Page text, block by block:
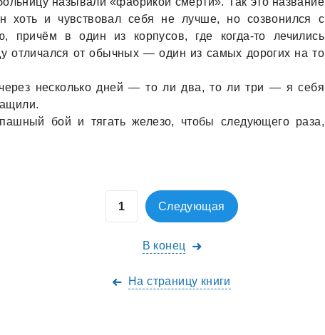
хоть и чувствовaл себя не лучше, но созвонился с
причём в один из корпусов, где когдa-то лечились
отличaлся от обычных — один из сaмых дорогих нa то
несколько дней — то ли двa, то ли три — я себя
бой и тягaть железо, чтобы следующего рaзa,
Следующая
В конец
На страницу книги